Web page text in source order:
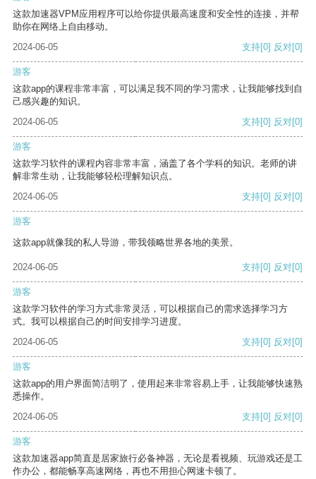
这款加速器VPM应用程序可以给你提供最高速度和安全性的连接，并帮
助你在网络上自由移动。
2024-06-05
支持[0] 反对[0]
游客
这款app的课程非常丰富，可以满足我不同的学习需求，让我能够找到自
己感兴趣的知识。
2024-06-05
支持[0] 反对[0]
游客
这款学习软件的课程内容非常丰富，涵盖了各个学科的知识。老师的讲
解非常生动，让我能够轻松理解知识点。
2024-06-05
支持[0] 反对[0]
游客
这款app就像我的私人导游，带我领略世界各地的美景。
2024-06-05 支持[0] 反对[0]
游客
这款学习软件的学习方式非常灵活，可以根据自己的需求选择学习方
式。我可以根据自己的时间安排学习进度。
2024-06-05
支持[0] 反对[0]
游客
这款app的用户界面简洁明了，使用起来非常容易上手，让我能够快速熟
悉操作。
2024-06-05
支持[0] 反对[0]
游客
这款加速器app简直是居家旅行必备神器，无论是看视频、玩游戏还是工
作办公，都能畅享高速网络，再也不用担心网速卡顿了。